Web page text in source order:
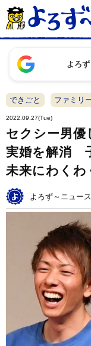
よろ
できごと ファミリ
2022.09.27(Tue)
セクシー男
実婚を解消
未来にわくわ
よろず～ニュー